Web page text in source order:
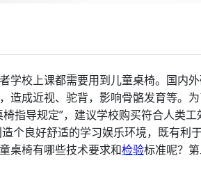
学校上课都需要用到儿童桌椅。国内
造成近视、驼背，影响骨骼发育等。
指导规定”，建议学校购买符合人类
个良好舒适的学习娱乐环境，既有利
桌椅有哪些技术要求和检验标准呢？